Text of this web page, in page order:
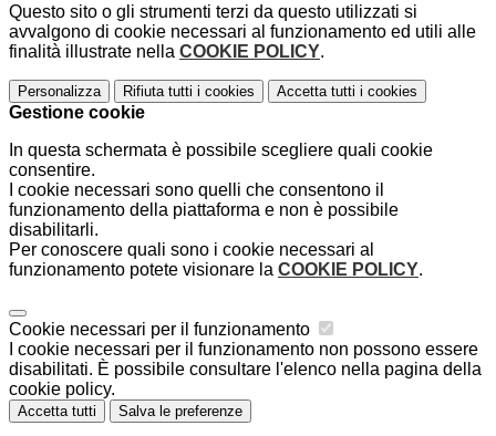
Questo sito o gli strumenti terzi da questo utilizzati si
avvalgono di cookie necessari al funzionamento ed utili alle
finalità illustrate nella COOKIE POLICY.
Personalizza Rifiuta tutti i cookies Accetta tutti i cookies
Gestione cookie
In questa schermata è possibile scegliere quali cookie
consentire.
I cookie necessari sono quelli che consentono il
funzionamento della piattaforma e non è possibile
disabilitarli.
Per conoscere quali sono i cookie necessari al
funzionamento potete visionare la COOKIE POLICY.
Cookie necessari per il funzionamento
I cookie necessari per il funzionamento non possono essere
disabilitati. È possibile consultare l'elenco nella pagina della
cookie policy.
Accetta tutti Salva le preferenze